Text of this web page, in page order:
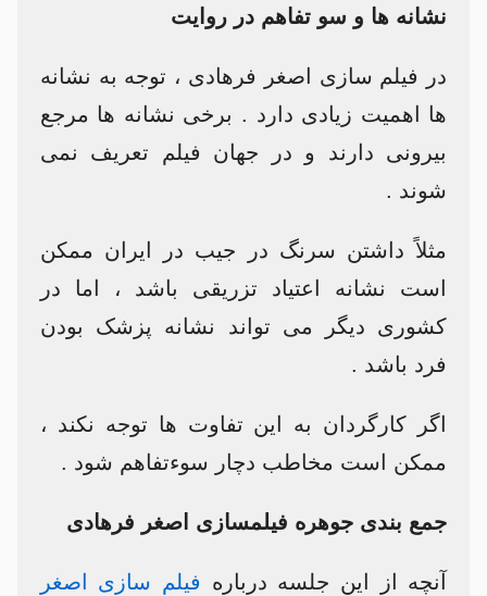
نشانه ها و سو تفاهم در روایت
در فیلم سازی اصغر فرهادی ، توجه به نشانه
ها اهمیت زیادی دارد . برخی نشانه ها مرجع
بیرونی دارند و در جهان فیلم تعریف نمی
شوند .
مثلاً داشتن سرنگ در جیب در ایران ممکن
است نشانه اعتیاد تزریقی باشد ، اما در
کشوری دیگر می تواند نشانه پزشک بودن
فرد باشد .
اگر کارگردان به این تفاوت ها توجه نکند ،
ممکن است مخاطب دچار سوءتفاهم شود .
جمع بندی جوهره فیلمسازی اصغر فرهادی
آنچه از این جلسه درباره فیلم سازی اصغر